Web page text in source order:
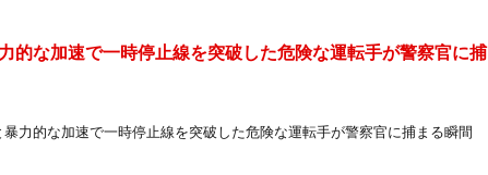
的な加速で一時停止線を突破した危険な運転手が警察官に捕
力的な加速で一時停止線を突破した危険な運転手が警察官に捕まる瞬間